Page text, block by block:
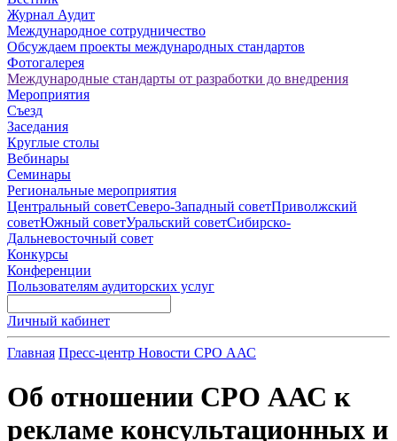
Журнал Аудит
Международное сотрудничество
Обсуждаем проекты международных стандартов
Фотогалерея
Международные стандарты от разработки до внедрения
Мероприятия
Съезд
Заседания
Круглые столы
Вебинары
Семинары
Региональные мероприятия
Центральный советСеверо-Западный советПриволжский
советЮжный советУральский советСибирско-
Дальневосточный совет
Конкурсы
Конференции
Пользователям аудиторских услуг
Личный кабинет
Главная Пресс-центр Новости СРО ААС
Об отношении СРО ААС к
рекламе консультационных и